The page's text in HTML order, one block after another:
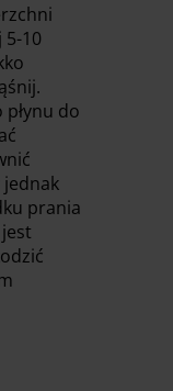
5-10
do
jednak
prania